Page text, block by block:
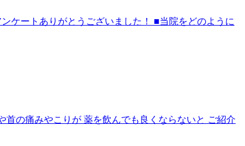
ケートありがとうございました！ ■当院をどのように
の痛みやこりが 薬を飲んでも良くならないと ご紹介